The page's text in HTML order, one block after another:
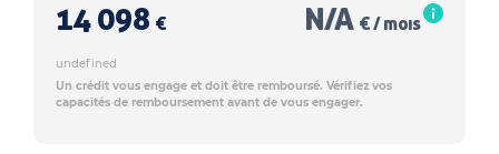
14 098 € N/A € / mois
undefined
Un crédit vous engage et doit être remboursé. Vérifiez vos
capacités de remboursement avant de vous engager.